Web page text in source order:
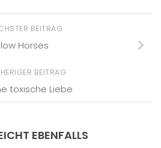
BEITRAG
Horses
BEITRAG
toxische Liebe
EBENFALLS